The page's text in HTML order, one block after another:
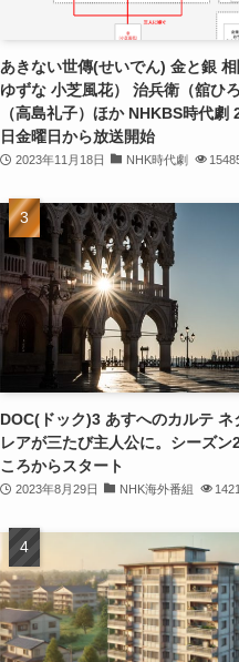
あきない世傳(せいでん) 金と銀
ゆずな 小芝風花） 治兵衛（舘ひ
（高島礼子）ほか NHKBS時代劇
日金曜日から放送開始
2023年11月18日 NHK時代劇
DOC(ドック)3 あすへのカルテ ネ
レアが三たび主人公に。シーズン
ころからスタート
2023年8月29日 NHK海外番組